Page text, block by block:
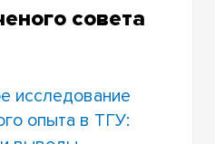
совета
исследование
опыта в ТГУ: